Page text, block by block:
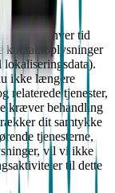
du til enhver tid
kontaktoplysninger
ikke længere
relaterede tjenester,
kræver behandling
dit samtykke
tjenesterne,
vil vi ikke
til dette